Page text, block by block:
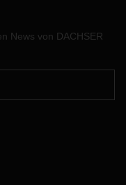
Hälfte vergrößert.
News von DACHSER